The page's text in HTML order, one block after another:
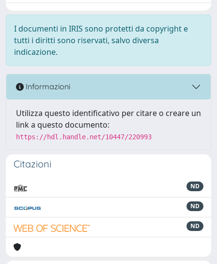
I documenti in IRIS sono protetti da copyright e
tutti i diritti sono riservati, salvo diversa
indicazione.
Informazioni
Utilizza questo identificativo per citare o creare un
link a questo documento:
https://hdl.handle.net/10447/220993
Citazioni
ND
ND
ND